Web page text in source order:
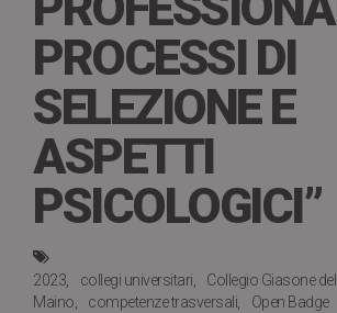
PROCESSI DI
SELEZIONE E
ASPETTI
PSICOLOGICI”
2023 collegi universitari
Collegio Giasone del
Maino
competenze trasversali Open Badge